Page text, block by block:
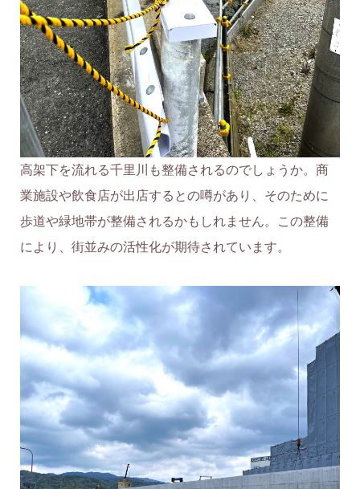
高架下を流れる千里川も整備されるのでしょうか。商
業施設や飲食店が出店するとの噂があり、そのために
歩道や緑地帯が整備されるかもしれません。この整備
により、街並みの活性化が期待されています。